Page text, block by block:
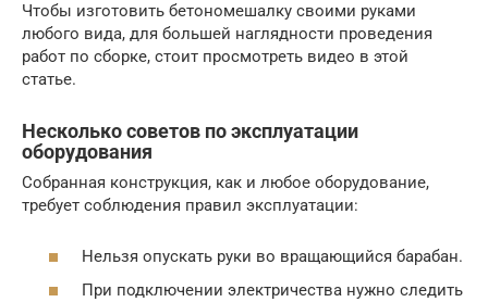
Чтобы изготовить бетономешалку своими руками
любого вида, для большей наглядности проведения
работ по сборке, стоит просмотреть видео в этой
статье.
Несколько советов по эксплуатации
оборудования
Собранная конструкция, как и любое оборудование,
требует соблюдения правил эксплуатации:
Нельзя опускать руки во вращающийся барабан.
При подключении электричества нужно следить